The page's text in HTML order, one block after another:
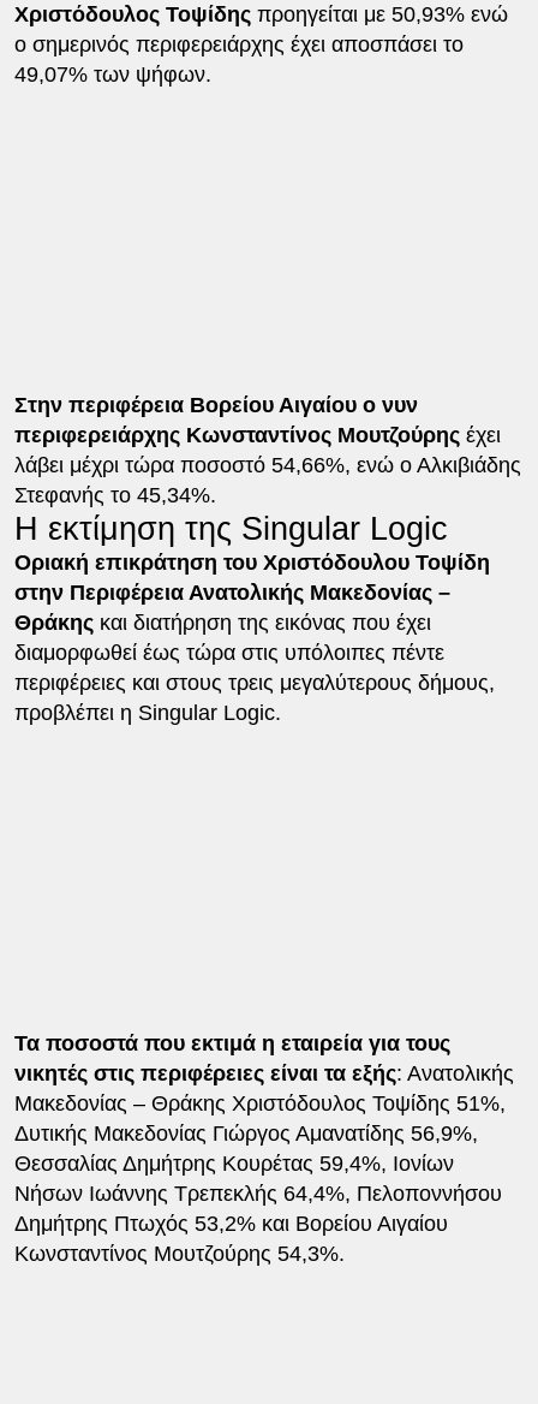
Χριστόδουλος Τοψίδηςπροηγείται με 50,93% ενώ
ο σημερινός περιφερειάρχης έχει αποσπάσει το
49,07% των ψήφων.
Στην περιφέρεια Βορείου Αιγαίου ο νυν
περιφερειάρχης Κωνσταντίνος Μουτζούρηςέχει
λάβει μέχρι τώρα ποσοστό 54,66%, ενώ ο Αλκιβιάδης
Στεφανής το 45,34%.
Η εκτίμηση της Singular Logic
Οριακή επικράτηση του Χριστόδουλου Τοψίδη
στην Περιφέρεια Ανατολικής Μακεδονίας –
Θράκηςκαι διατήρηση της εικόνας που έχει
διαμορφωθεί έως τώρα στις υπόλοιπες πέντε
περιφέρειες και στους τρεις μεγαλύτερους δήμους,
προβλέπει η Singular Logic.
Τα ποσοστά που εκτιμά η εταιρεία για τους
νικητές στις περιφέρειες είναι τα εξής: Ανατολικής
Μακεδονίας – Θράκης Χριστόδουλος Τοψίδης 51%,
Δυτικής Μακεδονίας Γιώργος Αμανατίδης 56,9%,
Θεσσαλίας Δημήτρης Κουρέτας 59,4%, Ιονίων
Νήσων Ιωάννης Τρεπεκλής 64,4%, Πελοποννήσου
Δημήτρης Πτωχός 53,2% και Βορείου Αιγαίου
Κωνσταντίνος Μουτζούρης 54,3%.